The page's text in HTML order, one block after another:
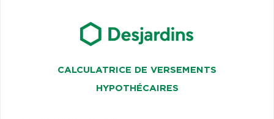
CALCULATRICE DE VERSEMENTS
HYPOTHÉCAIRES